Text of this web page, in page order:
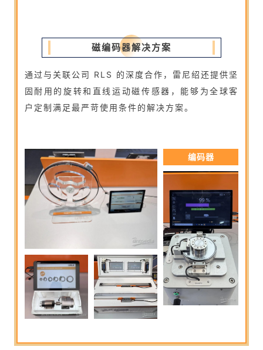
磁编码器解决方案
通过与关联公司 RLS 的深度合作，雷尼绍还提供坚
固耐用的旋转和直线运动磁传感器，能够为全球客
户定制满足最严苛使用条件的解决方案。
编码器